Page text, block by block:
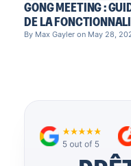
GONG MEETING :
DE LA
By Max Gayler on May 28,